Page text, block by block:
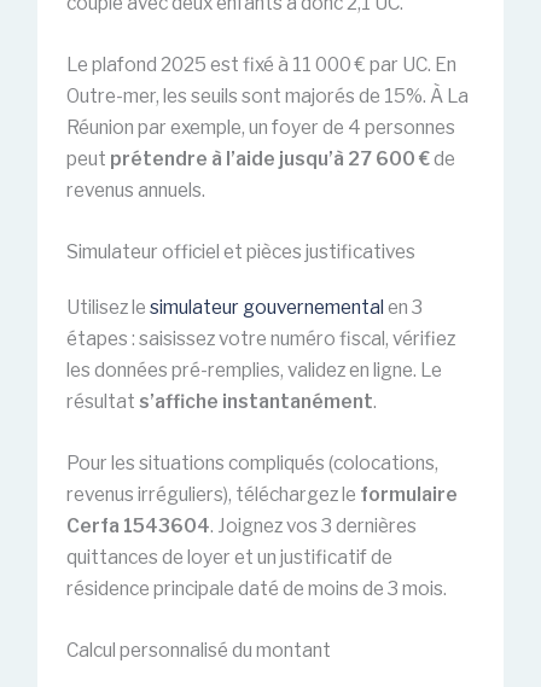
Le plafond 2025 est fixé à 11 000 € par UC. En
Outre-mer, les seuils sont majorés de 15%. À La
Réunion par exemple, un foyer de 4 personnes
peut prétendre à l’aide jusqu’à 27 600 €de
revenus annuels.
Simulateur officiel et pièces justificatives
Utilisez le simulateur gouvernemental en 3
étapes : saisissez votre numéro fiscal, vérifiez
les données pré-remplies, validez en ligne. Le
résultat s’affiche instantanément.
Pour les situations compliqués (colocations,
revenus irréguliers), téléchargez le formulaire
Cerfa 1543604. Joignez vos 3 dernières
quittances de loyer et un justificatif de
résidence principale daté de moins de 3 mois.
Calcul personnalisé du montant